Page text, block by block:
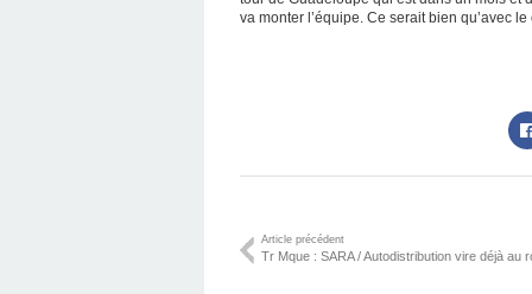
va monter l’équipe. Ce serait bien qu’avec
Article précédent
Tr Mque : SARA / Autodistribution vire déjà au